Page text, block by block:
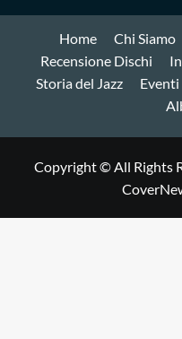
Home Chi Siamo
Recensione Dischi
Storia del Jazz
Eventi
Copyright © All Rights